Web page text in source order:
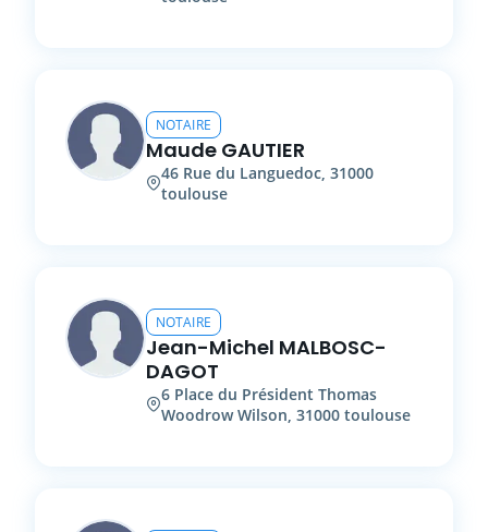
NOTAIRE
Maude GAUTIER
46 Rue du Languedoc, 31000
toulouse
NOTAIRE
Jean-Michel MALBOSC-
DAGOT
6 Place du Président Thomas
Woodrow Wilson, 31000 toulouse